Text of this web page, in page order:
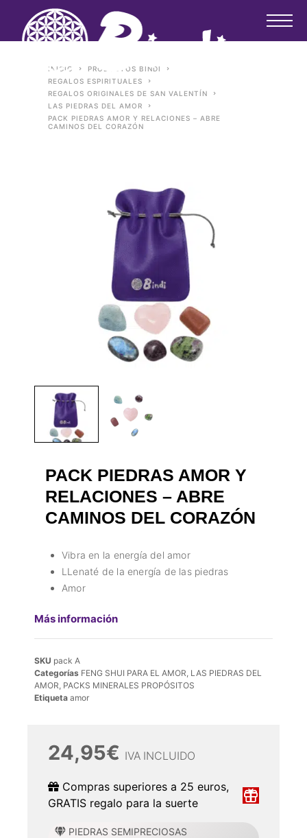
INICIO
PRODUCTOS BINDI
REGALOS ESPIRITUALES
REGALOS ORIGINALES DE SAN VALENTÍN
LAS PIEDRAS DEL AMOR
PACK PIEDRAS AMOR Y RELACIONES – ABRE
CAMINOS DEL CORAZÓN
PACK PIEDRAS AMOR Y
RELACIONES – ABRE
CAMINOS DEL CORAZÓN
Vibra en la energía del amor
LLenaté de la energía de las piedras
Amor
Más información
SKU pack A
Categorías FENG SHUI PARA EL AMOR LAS PIEDRAS DEL
AMOR PACKS MINERALES PROPÓSITOS
Etiqueta amor
24,95€ IVA INCLUIDO
Compras superiores a 25 euros,
GRATIS regalo para la suerte
PIEDRAS SEMIPRECIOSAS